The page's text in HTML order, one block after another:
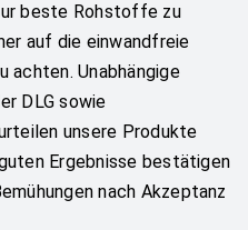
beste Rohstoffe zu
auf die einwandfreie
achten. Unabhängige
DLG sowie
unsere Produkte
Ergebnisse bestätigen
nach Akzeptanz